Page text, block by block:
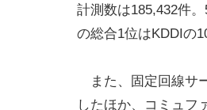
計測数は185,432件
の総合1位はKDDIの
また、固定回線サ
したほか、コミュフ